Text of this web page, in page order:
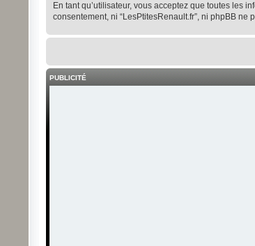
En tant qu’utilisateur, vous acceptez que toutes les
consentement, ni “LesPtitesRenault.fr”, ni phpBB
PUBLICITÉ